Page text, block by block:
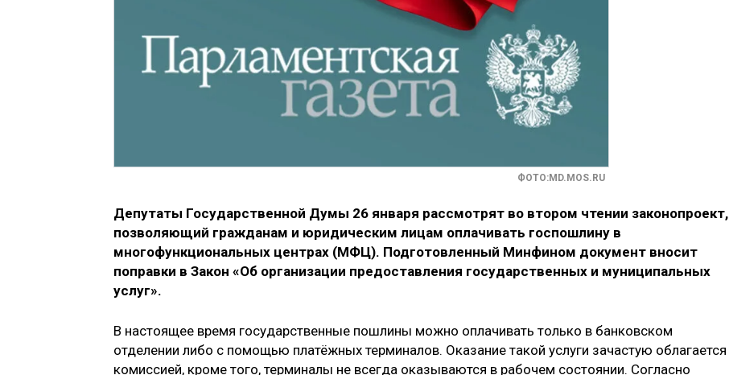
ФОТО:MD.MOS.RU
Депутаты Государственной Думы 26 января рассмотрят во втором чтении законопроект,
позволяющий гражданам и юридическим лицам оплачивать госпошлину в
многофункциональных центрах (МФЦ). Подготовленный Минфином документ вносит
поправки в Закон «Об организации предоставления государственных и муниципальных
услуг».
В настоящее время государственные пошлины можно оплачивать только в банковском
отделении либо с помощью платёжных терминалов. Оказание такой услуги зачастую облагается
комиссией, кроме того, терминалы не всегда оказываются в рабочем состоянии. Согласно